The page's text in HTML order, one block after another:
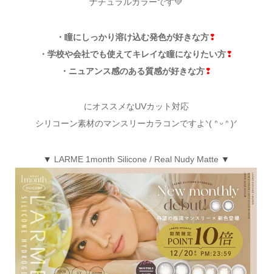
・瞳にしっかり溶け込む発色が好きな方❢
・学校や会社でも使えてキレイな瞳になりたい方❢
・ニュアンス感のある質感が好きな方❢
にオススメなUVカット対応
シリコーン素材のマンスリーカラコンですよᐠ( ᐢ ᵕ ᐢ )ᐟ
▼ LARME 1month Silicone / Real Nudy Matte ▼